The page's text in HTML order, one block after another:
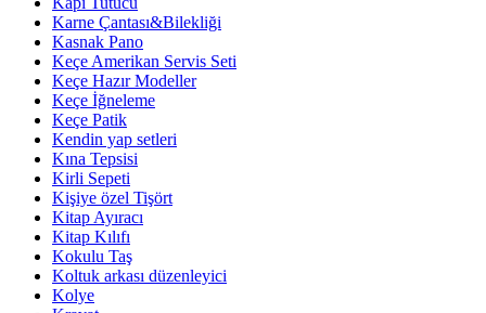
Karne Çantası&Bilekliği
Kasnak Pano
Keçe Amerikan Servis Seti
Keçe Hazır Modeller
Keçe İğneleme
Keçe Patik
Kendin yap setleri
Kına Tepsisi
Kirli Sepeti
Kişiye özel Tişört
Kitap Ayıracı
Kitap Kılıfı
Kokulu Taş
Koltuk arkası düzenleyici
Kolye